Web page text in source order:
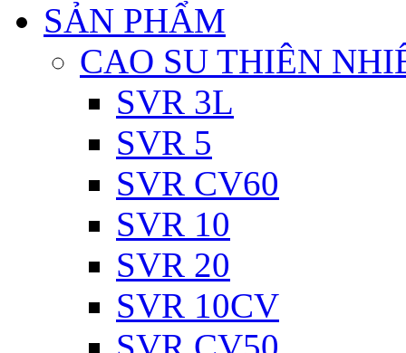
SẢN PHẨM
CAO SU THIÊN
SVR 3L
SVR 5
SVR CV60
SVR 10
SVR 20
SVR 10CV